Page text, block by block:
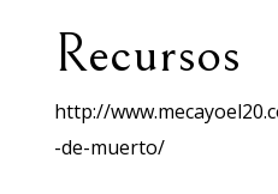
Recursos
http://
-de-muerto/